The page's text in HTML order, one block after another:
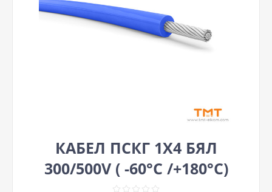
КАБЕЛ ПСКГ 1Х4 БЯЛ
300/500V ( -60°C /+180°C)